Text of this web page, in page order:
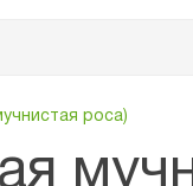
роса)